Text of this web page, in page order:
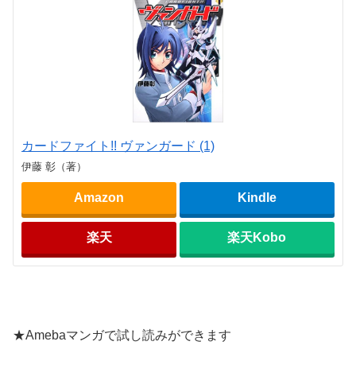
カードファイト!! ヴァンガード (1)
伊藤 彰（著）
Amazon Kindle
楽天 楽天Kobo
★Amebaマンガで試し読みができます